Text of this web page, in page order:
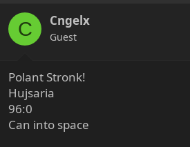
C Cngelx
Guest
Polant Stronk!
Hujsaria
96:0
Can into space